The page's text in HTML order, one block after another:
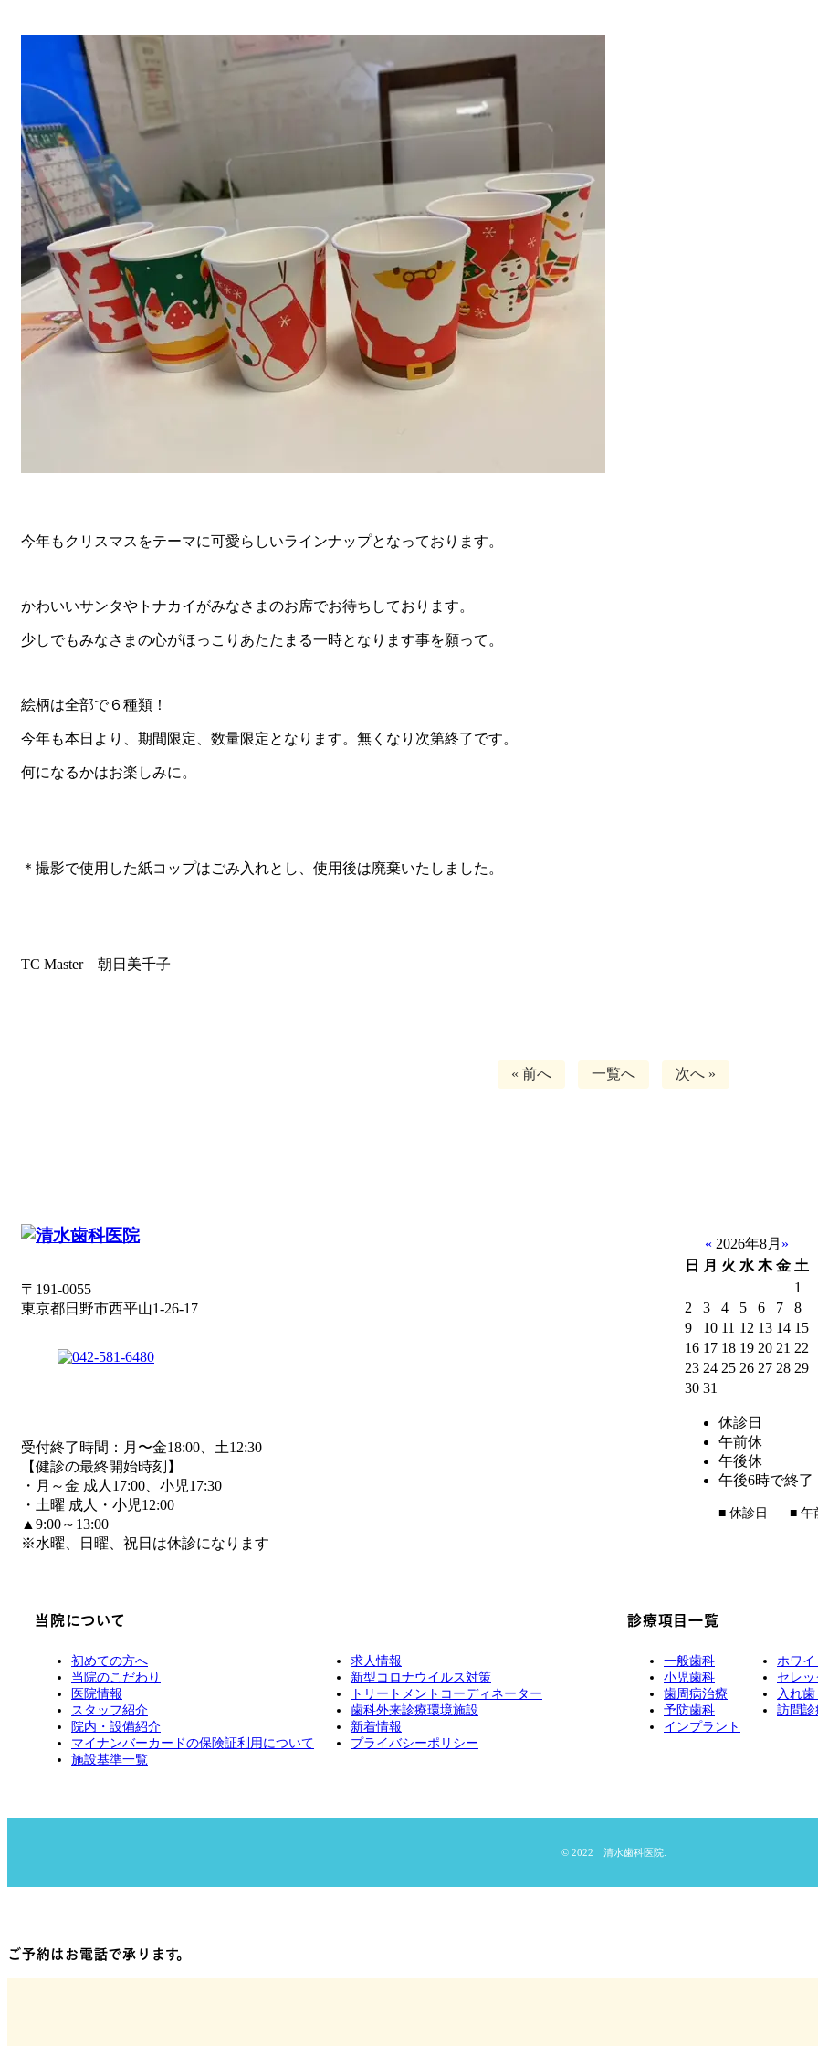
今年もクリスマスをテーマに可愛らしいラインナップとなっております。
かわいいサンタやトナカイがみなさまのお席でお待ちしております。
少しでもみなさまの心がほっこりあたたまる一時となります事を願って。
絵柄は全部で６種類！
今年も本日より、期間限定、数量限定となります。無くなり次第終了です。
何になるかはお楽しみに。
＊撮影で使用した紙コップはごみ入れとし、使用後は廃棄いたしました。
TC Master 朝日美千子
« 前へ 一覧へ 次へ »
〒191-0055
東京都日野市西平山1-26-17
受付終了時間：月〜金18:00、土12:30
【健診の最終開始時刻】
・月～金 成人17:00、小児17:30
・土曜 成人・小児12:00
▲9:00～13:00
※水曜、日曜、祝日は休診になります
« 2026年8月 »
日
月 火 水 木 金 土
1
2
3 4 5 6 7
8
9
10 11 12 13 14 15
16 17 18 19 20 21 22
23 24 25 26 27 28 29
30 31
休診日
午前休
午後休
午後6時で終了
■ 休診日 ■ 午
当院について
初めての方へ
当院のこだわり
医院情報
スタッフ紹介
院内・設備紹介
マイナンバーカードの保険証利用について
施設基準一覧
求人情報
新型コロナウイルス対策
トリートメントコーディネーター
歯科外来診療環境施設
新着情報
プライバシーポリシー
診療項目一覧
一般歯科
小児歯科
歯周病治療
予防歯科
インプラント
ホワ
セレッ
入れ歯
訪問診
© 2022 清水歯科医院.
ご予約はお電話で承ります。